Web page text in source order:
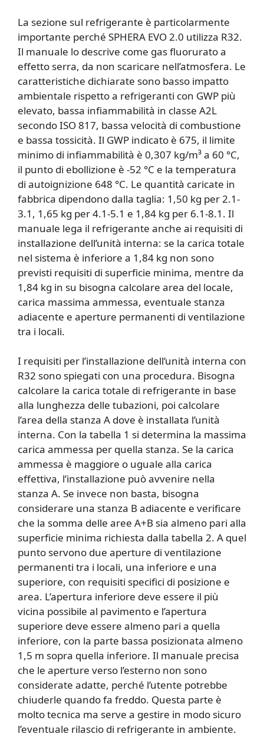
La sezione sul refrigerante è particolarmente
importante perché SPHERA EVO 2.0 utilizza R32.
Il manuale lo descrive come gas fluorurato a
effetto serra, da non scaricare nell’atmosfera. Le
caratteristiche dichiarate sono basso impatto
ambientale rispetto a refrigeranti con GWP più
elevato, bassa infiammabilità in classe A2L
secondo ISO 817, bassa velocità di combustione
e bassa tossicità. Il GWP indicato è 675, il limite
minimo di infiammabilità è 0,307 kg/m³ a 60 °C,
il punto di ebollizione è -52 °C e la temperatura
di autoignizione 648 °C. Le quantità caricate in
fabbrica dipendono dalla taglia: 1,50 kg per 2.1-
3.1, 1,65 kg per 4.1-5.1 e 1,84 kg per 6.1-8.1. Il
manuale lega il refrigerante anche ai requisiti di
installazione dell’unità interna: se la carica totale
nel sistema è inferiore a 1,84 kg non sono
previsti requisiti di superficie minima, mentre da
1,84 kg in su bisogna calcolare area del locale,
carica massima ammessa, eventuale stanza
adiacente e aperture permanenti di ventilazione
tra i locali.
I requisiti per l’installazione dell’unità interna con
R32 sono spiegati con una procedura. Bisogna
calcolare la carica totale di refrigerante in base
alla lunghezza delle tubazioni, poi calcolare
l’area della stanza A dove è installata l’unità
interna. Con la tabella 1 si determina la massima
carica ammessa per quella stanza. Se la carica
ammessa è maggiore o uguale alla carica
effettiva, l’installazione può avvenire nella
stanza A. Se invece non basta, bisogna
considerare una stanza B adiacente e verificare
che la somma delle aree A+B sia almeno pari alla
superficie minima richiesta dalla tabella 2. A quel
punto servono due aperture di ventilazione
permanenti tra i locali, una inferiore e una
superiore, con requisiti specifici di posizione e
area. L’apertura inferiore deve essere il più
vicina possibile al pavimento e l’apertura
superiore deve essere almeno pari a quella
inferiore, con la parte bassa posizionata almeno
1,5 m sopra quella inferiore. Il manuale precisa
che le aperture verso l’esterno non sono
considerate adatte, perché l’utente potrebbe
chiuderle quando fa freddo. Questa parte è
molto tecnica ma serve a gestire in modo sicuro
l’eventuale rilascio di refrigerante in ambiente.